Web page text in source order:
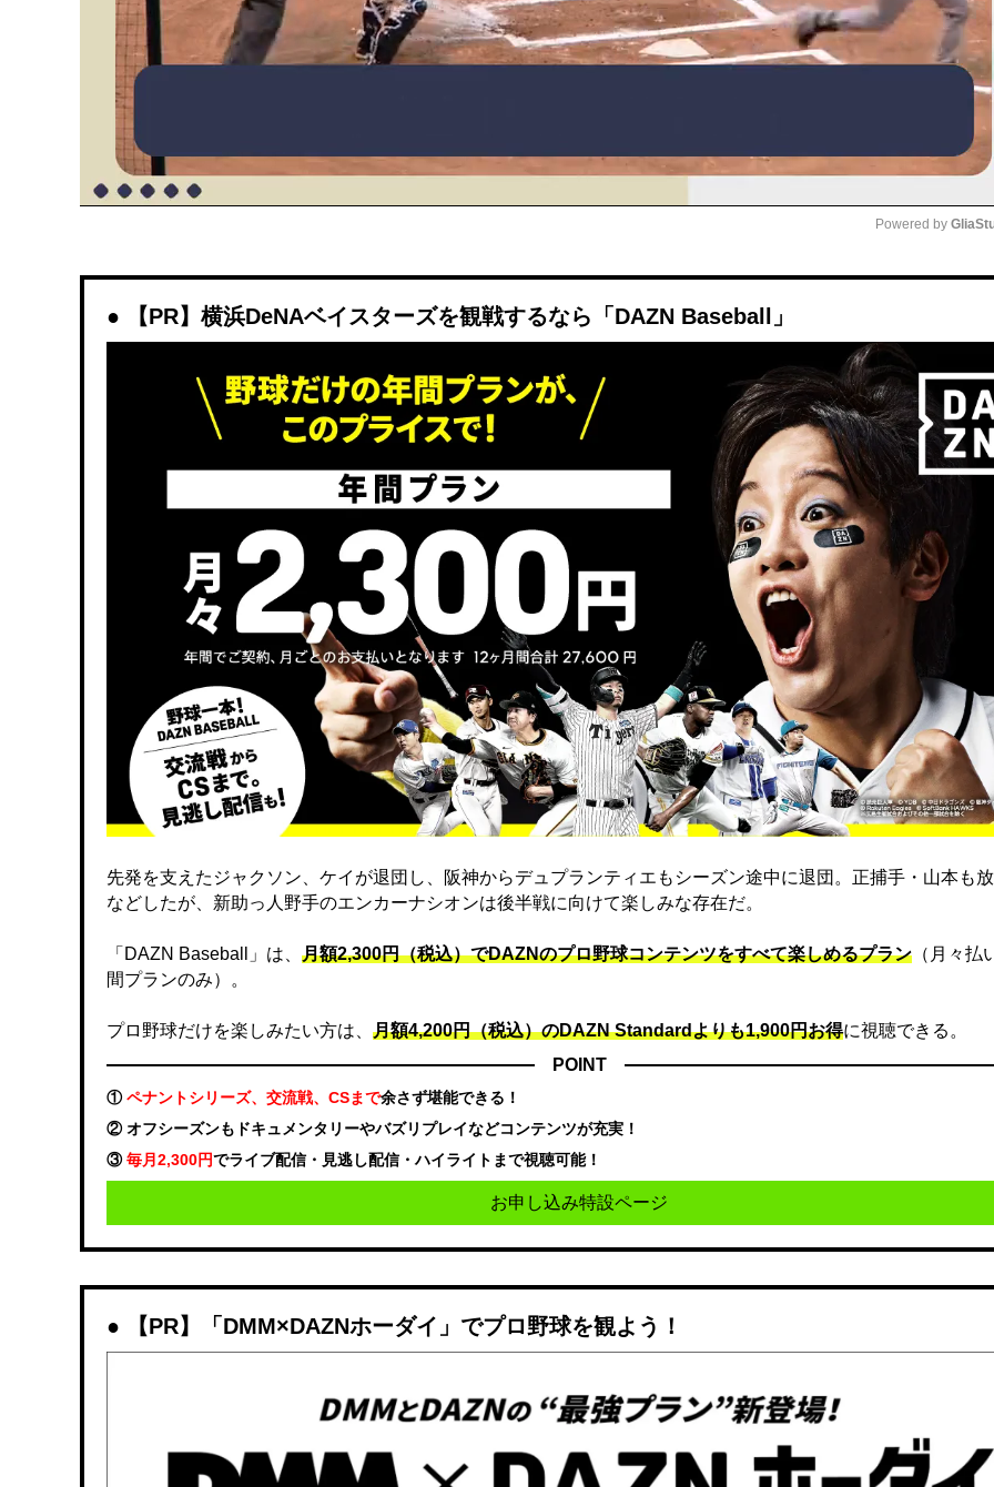
Powered by
【PR】横浜DeNAベイスターズを観戦するなら「DAZN Baseball」
先発を支えたジャクソン、ケイが退団し、阪神からデュプランティエもシーズン途中に退団。正捕手・山本も
などしたが、新助っ人野手のエンカーナシオンは後半戦に向けて楽しみな存在だ。
「DAZN Baseball」は、 月額2,300円（税込）でDAZNのプロ野球コンテンツをすべて楽しめるプラン （月々払
間プランのみ）。
プロ野球だけを楽しみたい方は、 月額4,200円（税込）のDAZN Standard​よりも1,900円お得に視聴できる。
POINT
①ペナントシリーズ、交流戦、CSまで余さず堪能できる！
② オフシーズンもドキュメンタリーやバズリプレイなどコンテンツが充実！
③毎月2,300円でライブ配信・見逃し配信・ハイライトまで視聴可能！
お申し込み特設ページ
【PR】「DMM×DAZNホーダイ」でプロ野球を観よう！